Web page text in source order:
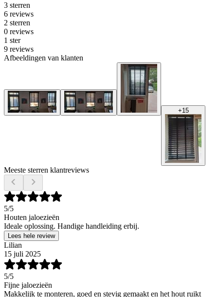
3 sterren
6 reviews
2 sterren
0 reviews
1 ster
9 reviews
Afbeeldingen van klanten
+15
Meeste sterren klantreviews
5/5
Houten jaloezieën
Ideale oplossing. Handige handleiding erbij.
Lees hele review
Lilian
15 juli 2025
5/5
Fijne jaloezieën
Makkelijk te monteren, goed en stevig gemaakt en het hout ruikt